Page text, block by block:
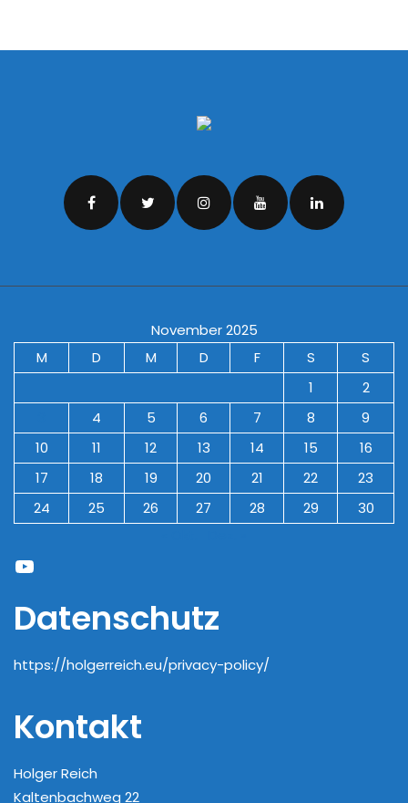
November 2025
M
D M D F S
S
1
2
4 5 6 7 8
9
10
11 12 13 14 15
16
17
18 19 20 21 22
23
24
25 26 27 28 29
30
YouTube
Datenschutz
https://holgerreich.eu/privacy-policy/
Kontakt
Holger Reich
Kaltenbachweg 22